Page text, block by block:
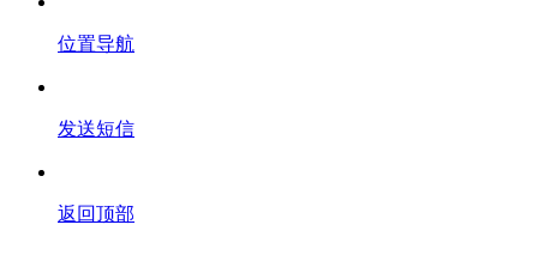
位置导航
发送短信
返回顶部